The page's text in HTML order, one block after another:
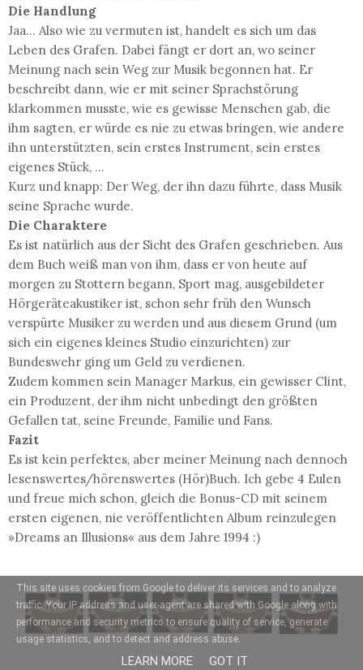
Die Handlung
Jaa... Also wie zu vermuten ist, handelt es sich um das
Leben des Grafen. Dabei fängt er dort an, wo seiner
Meinung nach sein Weg zur Musik begonnen hat. Er
beschreibt dann, wie er mit seiner Sprachstörung
klarkommen musste, wie es gewisse Menschen gab, die
ihm sagten, er würde es nie zu etwas bringen, wie andere
ihn unterstützten, sein erstes Instrument, sein erstes
eigenes Stück, ...
Kurz und knapp: Der Weg, der ihn dazu führte, dass Musik
seine Sprache wurde.
Die Charaktere
Es ist natürlich aus der Sicht des Grafen geschrieben. Aus
dem Buch weiß man von ihm, dass er von heute auf
morgen zu Stottern begann, Sport mag, ausgebildeter
Hörgeräteakustiker ist, schon sehr früh den Wunsch
verspürte Musiker zu werden und aus diesem Grund (um
sich ein eigenes kleines Studio einzurichten) zur
Bundeswehr ging um Geld zu verdienen.
Zudem kommen sein Manager Markus, ein gewisser Clint,
ein Produzent, der ihm nicht unbedingt den größten
Gefallen tat, seine Freunde, Familie und Fans.
Fazit
Es ist kein perfektes, aber meiner Meinung nach dennoch
lesenswertes/hörenswertes (Hör)Buch. Ich gebe 4 Eulen
und freue mich schon, gleich die Bonus-CD mit seinem
ersten eigenen, nie veröffentlichten Album reinzulegen
»Dreams an Illusions« aus dem Jahre 1994 :)
This site uses cookies from Google to deliver its services and to analyze
traffic. Your IP address and user-agent are shared with Google along with
performance and security metrics to ensure quality of service, generate
usage statistics, and to detect and address abuse.
LEARN MORE GOT IT